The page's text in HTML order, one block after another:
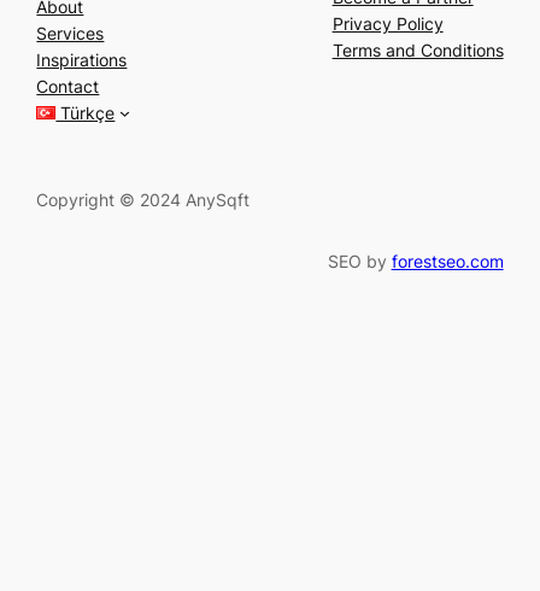
a
r
c
h
About
Services
Inspirations
Contact
Türkçe
Privacy Policy
Terms and Conditions
Copyright © 2024 AnySqft
SEO by forestseo.com